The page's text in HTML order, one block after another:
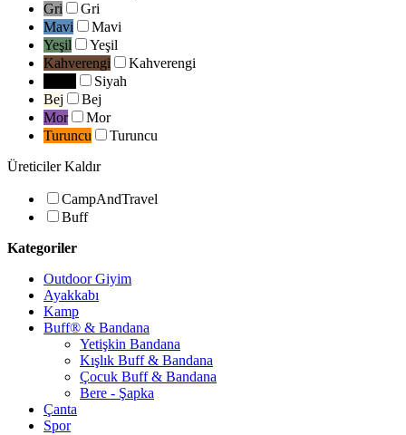
Gri
Gri
Mavi
Mavi
Yeşil
Yeşil
Kahverengi
Kahverengi
Siyah
Bej
Bej
Mor
Mor
Turuncu
Turuncu
Üreticiler Kaldır
CampAndTravel
Buff
Kategoriler
Outdoor Giyim
Ayakkabı
Kamp
Buff® & Bandana
Yetişkin Bandana
Kışlık Buff & Bandana
Çocuk Buff & Bandana
Bere - Şapka
Çanta
Spor